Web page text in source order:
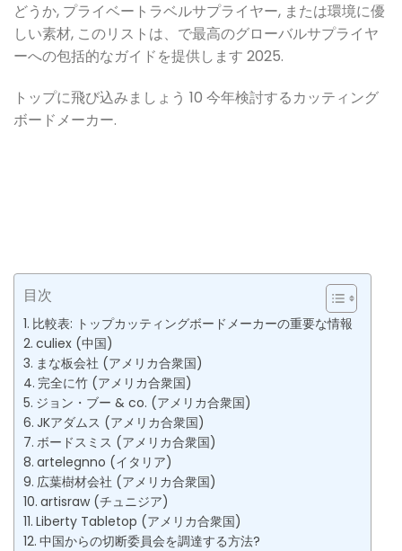
どうか, プライベートラベルサプライヤー, または環境に優
しい素材, このリストは、で最高のグローバルサプライヤ
ーへの包括的なガイドを提供します 2025.
トップに飛び込みましょう 10 今年検討するカッティング
ボードメーカー.
目次
比較表: トップカッティングボードメーカーの重要な情報
culiex (中国)
まな板会社 (アメリカ合衆国)
完全に竹 (アメリカ合衆国)
ジョン・ブー & co. (アメリカ合衆国)
JKアダムス (アメリカ合衆国)
ボードスミス (アメリカ合衆国)
artelegnno (イタリア)
広葉樹材会社 (アメリカ合衆国)
artisraw (チュニジア)
Liberty Tabletop (アメリカ合衆国)
中国からの切断委員会を調達する方法?